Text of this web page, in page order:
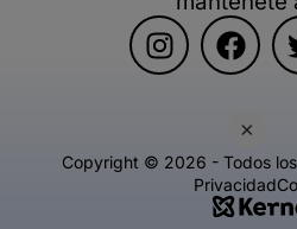
×
Copyright © 2026 - Todos
Privacidad